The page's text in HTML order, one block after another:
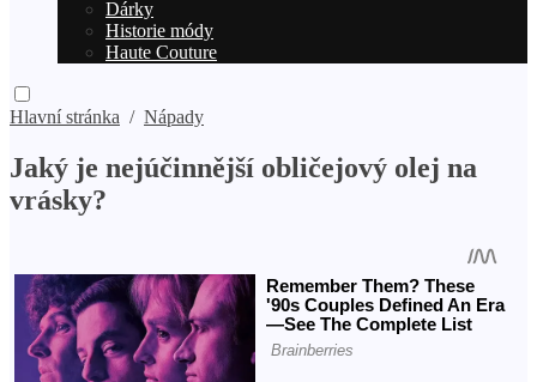
Dárky
Historie módy
Haute Couture
Hlavní stránka / Nápady
Jaký je nejúčinnější obličejový olej na
vrásky?